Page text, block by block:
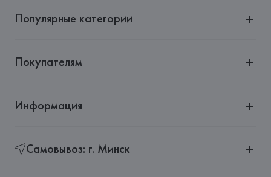
Популярные категории
Покупателям
Информация
Самовывоз: г. Минск